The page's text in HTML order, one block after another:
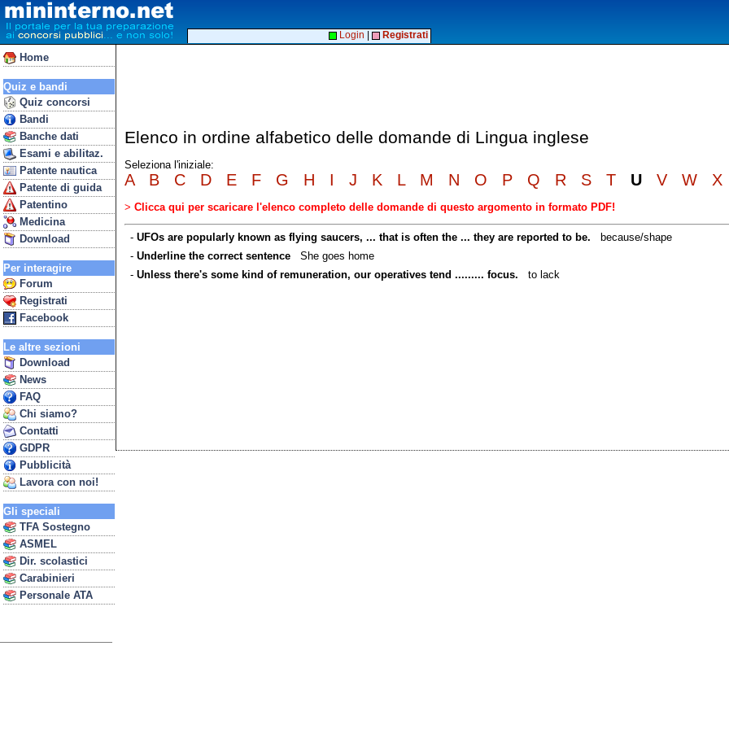
Home
Quiz e bandi
Quiz concorsi
Bandi
Banche dati
Esami e abilitaz.
Patente nautica
Patente di guida
Patentino
Medicina
Download
Per interagire
Forum
Registrati
Facebook
Le altre sezioni
Download
News
FAQ
Chi siamo?
Contatti
GDPR
Pubblicità
Lavora con noi!
Gli speciali
TFA Sostegno
ASMEL
Dir. scolastici
Carabinieri
Personale ATA
Login Registrati
Elenco in ordine alfabetico delle domande di Lingua inglese
Seleziona l'iniziale:
A B C D E F G H I J K L M N O P Q R S T U V W X
> Clicca qui per scaricare l'elenco completo delle domande di questo argomento in formato PDF!
- UFOs are popularly known as flying saucers, ... that is often the ... they are reported to be. because/shape
- Underline the correct sentenceShe goes home
- Unless there's some kind of remuneration, our operatives tend ......... focus. to lack